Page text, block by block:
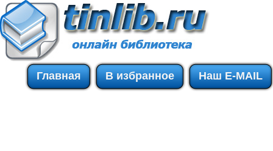
Главная В избранное Наш E-MAIL